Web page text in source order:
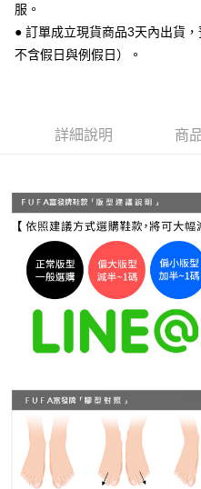
２．便利：只要手機號碼，簡訊認證
３．安心：先確認商品／服務後，再
【「AFTEE先享後付」結帳流程】
ATM／網路銀行／等多元方式進行
※ 交易是否成功請以「AFTEE先享
是否繳費成功／繳費後需取消欲退
【注意事項】
１．透過由恩沛科技股份有限公司
易，需依本服務之必要範圍內提供
權轉讓予恩沛科技股份有限公司。
２．關於個人資料處理事宜，請瀏覽
https://aftee.tw/terms/#terms3
任。
時審查核予不同之上限額度；若仍
請求用戶進行身份認證。
５．嚴禁一人註冊多個帳號或使用
恩沛科技股份有限公司將有權停止該
全家 取貨付款
每筆NT$70，滿NT$999(含以上)
7-11 取貨付款
付款後 7-11取貨
每筆NT$70，滿NT$999(含以上
新竹物流宅配
每筆NT$90，滿NT$999(含以上)
服。
● 訂單成立現貨商品3天內出貨
不含假日與例假日）。
詳細說明 商